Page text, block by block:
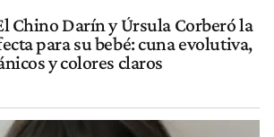
Chino Darín y Úrsula Corberó la
para su bebé: cuna evolutiva,
y colores claros